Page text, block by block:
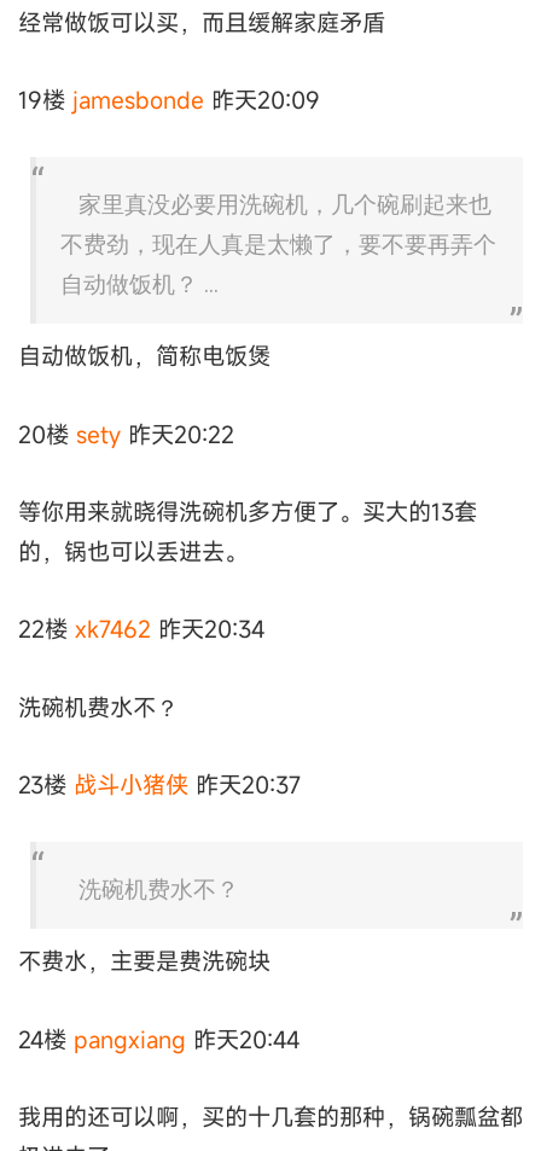
经常做饭可以买，而且缓解家庭矛盾
19楼 jamesbonde 昨天20:09
家里真没必要用洗碗机，几个碗刷起来也
不费劲，现在人真是太懒了，要不要再弄个
自动做饭机？ ...
自动做饭机，简称电饭煲
20楼 sety 昨天20:22
等你用来就晓得洗碗机多方便了。买大的13套
的，锅也可以丢进去。
22楼 xk7462 昨天20:34
洗碗机费水不？
23楼 战斗小猪侠 昨天20:37
洗碗机费水不？
不费水，主要是费洗碗块
24楼 pangxiang 昨天20:44
我用的还可以啊，买的十几套的那种，锅碗瓢盆都